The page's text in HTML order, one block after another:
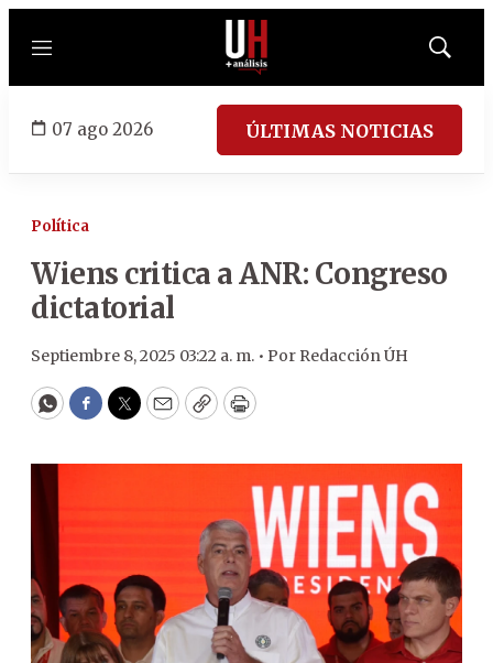
Menú
Mostrar
07 ago 2026 ÚLTIMAS NOTICIAS
Política
Wiens critica a ANR: Congreso
dictatorial
Septiembre 8, 2025 03:22 a. m. • Por Redacción ÚH
WhatsApp
Facebook
Twitter
EmailCopyPrint